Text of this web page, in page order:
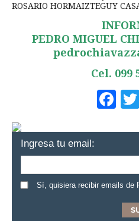
ROSARIO HORMAIZTEGUY
PEDRO MIGUEL
Cel. 099
Ingresa tu email:
Sí, quisiera recibir emails de